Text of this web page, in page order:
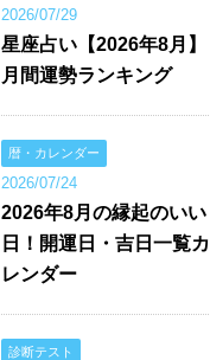
2026/07/29
星座占い【2026年8月】
月間運勢ランキング
暦・カレンダー
2026/07/24
2026年8月の縁起のいい
日！開運日・吉日一覧カ
レンダー
診断テスト